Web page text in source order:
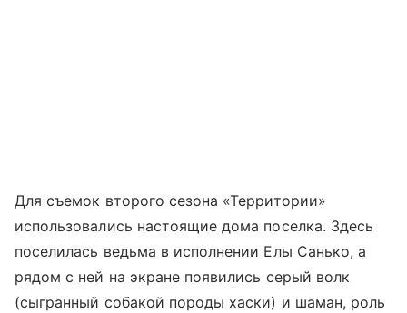
Для съемок второго сезона «Территории»
использовались настоящие дома поселка. Здесь
поселилась ведьма в исполнении Елы Санько, а
рядом с ней на экране появились серый волк
(сыгранный собакой породы хаски) и шаман, роль